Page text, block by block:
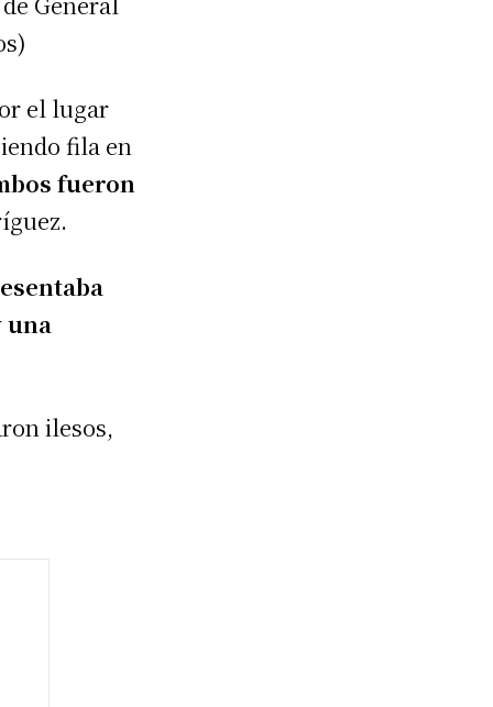
el lugar
fila en
fueron
una
ilesos,